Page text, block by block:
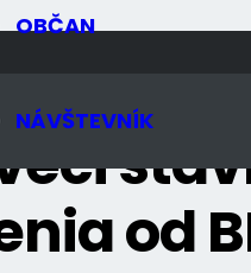
OBČAN
NÁVŠTEVNÍK
od